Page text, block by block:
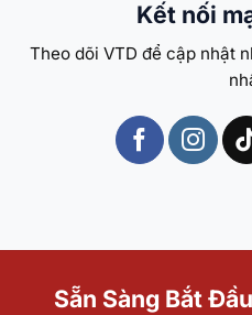
Kết nối
Theo dõi VTD để cập nhật
Sẵn Sàng Bắt